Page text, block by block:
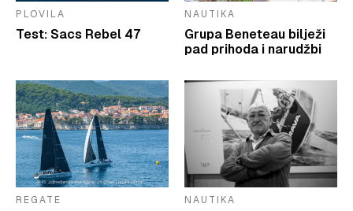
PLOVILA
Test: Sacs Rebel 47
NAUTIKA
Grupa Beneteau bilježi
pad prihoda i narudžbi
REGATE NAUTIKA